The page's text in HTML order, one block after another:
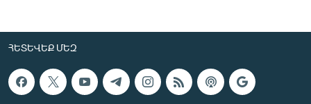
ՀԵՏԵՎԵՔ ՄԵԶ